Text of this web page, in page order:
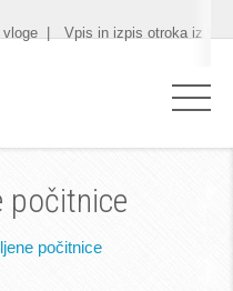
Vpis in izpis otroka iz
počitnice
počitnice